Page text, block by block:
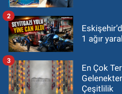
1 ağır
2
En Çok
Çeşitlilik
3